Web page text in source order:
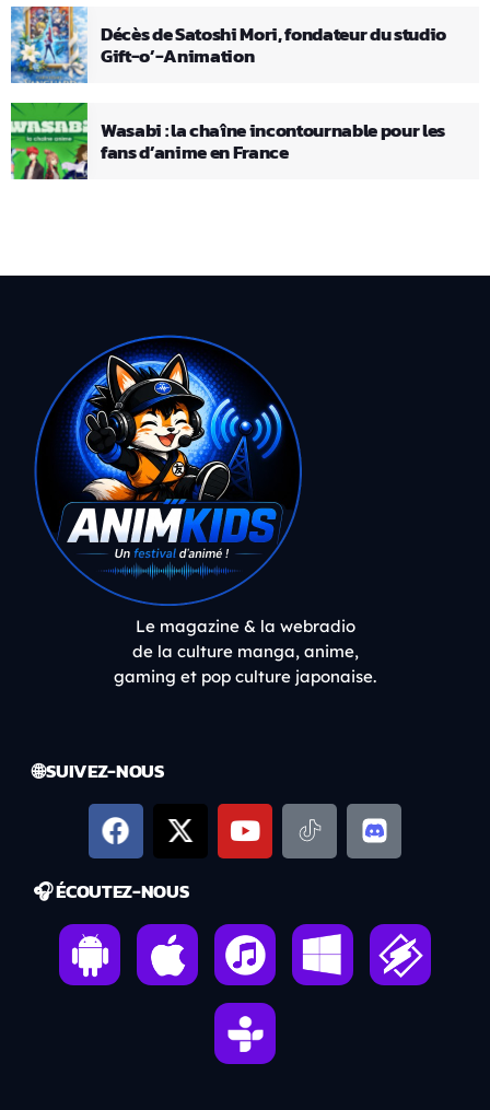
Décès de Satoshi Mori, fondateur du studio
Gift-o’-Animation
Wasabi : la chaîne incontournable pour les
fans d’anime en France
Le magazine & la webradio
de la culture manga, anime,
gaming et pop culture japonaise.
🌐 SUIVEZ-NOUS
🎧 ÉCOUTEZ-NOUS